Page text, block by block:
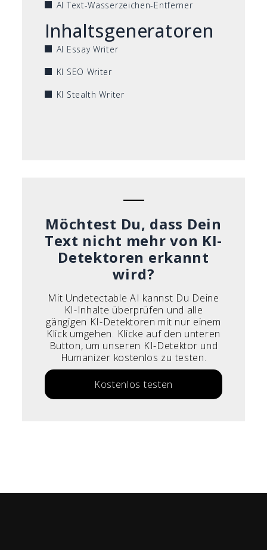
AI Text-Wasserzeichen-Entferner
Inhaltsgeneratoren
AI Essay Writer
KI SEO Writer
KI Stealth Writer
Möchtest Du, dass Dein
Text nicht mehr von KI-
Detektoren erkannt
wird?
Mit Undetectable AI kannst Du Deine
KI-Inhalte überprüfen und alle
gängigen KI-Detektoren mit nur einem
Klick umgehen. Klicke auf den unteren
Button, um unseren KI-Detektor und
Humanizer kostenlos zu testen.
Kostenlos testen